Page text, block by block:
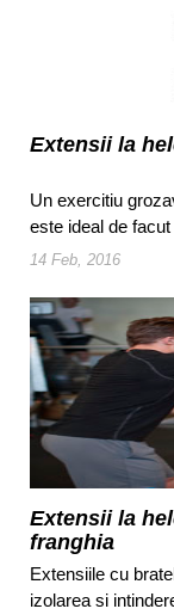
Extensii la
Un exercitiu
este ideal de
14 Feb, 2016
Extensii la
franghia
Extensiile cu
izolarea si